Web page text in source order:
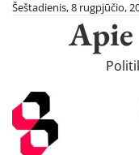
SkipŠeštadienis, 8 rugpjūčio,